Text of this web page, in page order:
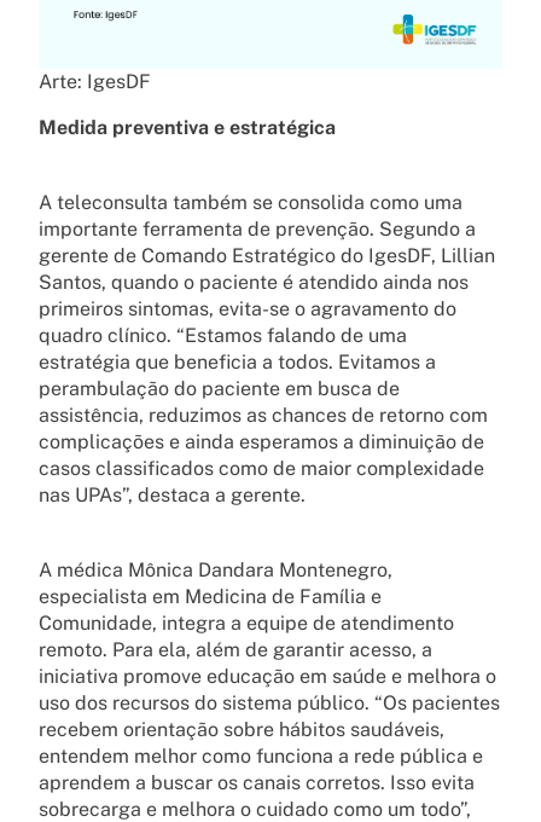
Arte: IgesDF
Medida preventiva e estratégica
A teleconsulta também se consolida como uma
importante ferramenta de prevenção. Segundo a
gerente de Comando Estratégico do IgesDF, Lillian
Santos, quando o paciente é atendido ainda nos
primeiros sintomas, evita-se o agravamento do
quadro clínico. “Estamos falando de uma
estratégia que beneficia a todos. Evitamos a
perambulação do paciente em busca de
assistência, reduzimos as chances de retorno com
complicações e ainda esperamos a diminuição de
casos classificados como de maior complexidade
nas UPAs”, destaca a gerente.
A médica Mônica Dandara Montenegro,
especialista em Medicina de Família e
Comunidade, integra a equipe de atendimento
remoto. Para ela, além de garantir acesso, a
iniciativa promove educação em saúde e melhora o
uso dos recursos do sistema público. “Os pacientes
recebem orientação sobre hábitos saudáveis,
entendem melhor como funciona a rede pública e
aprendem a buscar os canais corretos. Isso evita
sobrecarga e melhora o cuidado como um todo”,